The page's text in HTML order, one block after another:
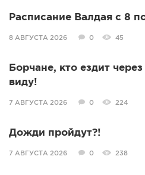
Расписание Валдая с 8
8 АВГУСТА 2026 0 45
Борчане, кто ездит
виду!
7 АВГУСТА 2026 0 224
Дожди пройдут?!
7 АВГУСТА 2026 0 238